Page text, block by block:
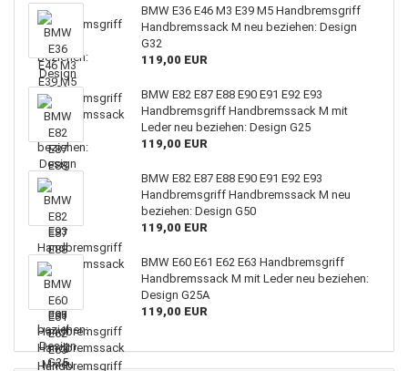
BMW E36 E46 M3 E39 M5 Handbremsgriff
Handbremssack M neu beziehen: Design
G32
119,00 EUR
BMW E82 E87 E88 E90 E91 E92 E93
Handbremsgriff Handbremssack M mit
Leder neu beziehen: Design G25
119,00 EUR
BMW E82 E87 E88 E90 E91 E92 E93
Handbremsgriff Handbremssack M neu
beziehen: Design G50
119,00 EUR
BMW E60 E61 E62 E63 Handbremsgriff
Handbremssack M mit Leder neu beziehen:
Design G25A
119,00 EUR